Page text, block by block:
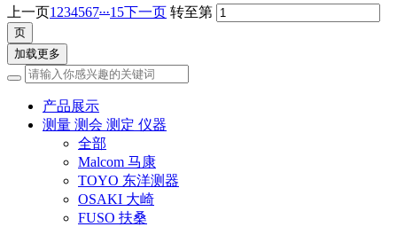
上一页1 234567...15下一页 转至第
加载更多
产品展示
测量 测会 测定 仪器
全部
Malcom 马康
TOYO 东洋测器
OSAKI 大崎
FUSO 扶桑